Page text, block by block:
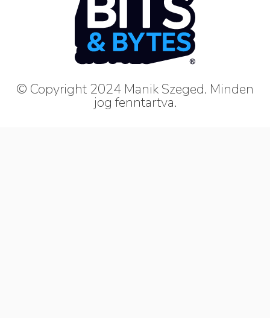
© Copyright 2024 Manik Szeged. Minden
jog fenntartva.